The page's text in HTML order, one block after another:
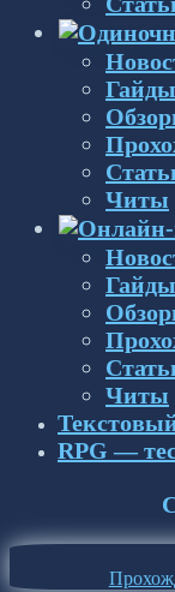
Гайды
Читы
Гайды
Читы
RPG —